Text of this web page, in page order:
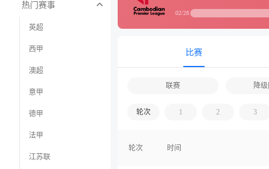
热门赛事
英超
西甲
澳超
意甲
德甲
法甲
江苏联
02/28
比赛
联赛 降
轮次 1 2 3
轮次 时间